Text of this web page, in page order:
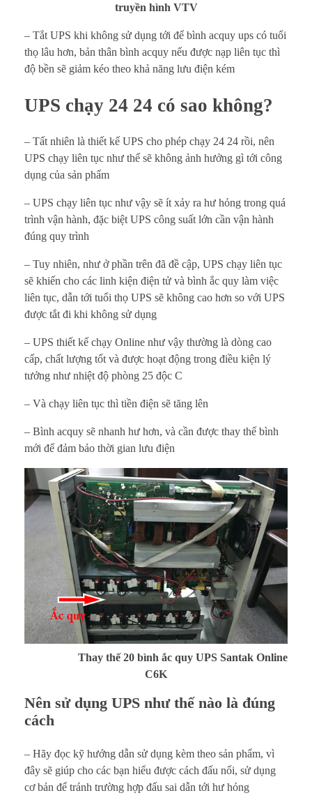
truyền hình VTV
– Tắt UPS khi không sử dụng tới để bình acquy ups có tuổi
thọ lâu hơn, bản thân bình acquy nếu được nạp liên tục thì
độ bền sẽ giảm kéo theo khả năng lưu điện kém
UPS chạy 24 24 có sao không?
– Tất nhiên là thiết kế UPS cho phép chạy 24 24 rồi, nên
UPS chạy liên tục như thế sẽ không ảnh hưởng gì tới công
dụng của sản phẩm
– UPS chạy liên tục như vậy sẽ ít xảy ra hư hỏng trong quá
trình vận hành, đặc biệt UPS công suất lớn cần vận hành
đúng quy trình
– Tuy nhiên, như ở phần trên đã đề cập, UPS chạy liên tục
sẽ khiến cho các linh kiện điện tử và bình ắc quy làm việc
liên tục, dẫn tới tuổi thọ UPS sẽ không cao hơn so với UPS
được tắt đi khi không sử dụng
– UPS thiết kế chạy Online như vậy thường là dòng cao
cấp, chất lượng tốt và được hoạt động trong điều kiện lý
tưởng như nhiệt độ phòng 25 độc C
– Và chạy liên tục thì tiền điện sẽ tăng lên
– Bình acquy sẽ nhanh hư hơn, và cần được thay thế bình
mới để đảm bảo thời gian lưu điện
Thay thế 20 bình ắc quy UPS Santak Online
C6K
Nên sử dụng UPS như thế nào là đúng
cách
– Hãy đọc kỹ hướng dẫn sử dụng kèm theo sản phẩm, vì
đây sẽ giúp cho các bạn hiểu được cách đấu nối, sử dụng
cơ bản để tránh trường hợp đấu sai dẫn tới hư hỏng